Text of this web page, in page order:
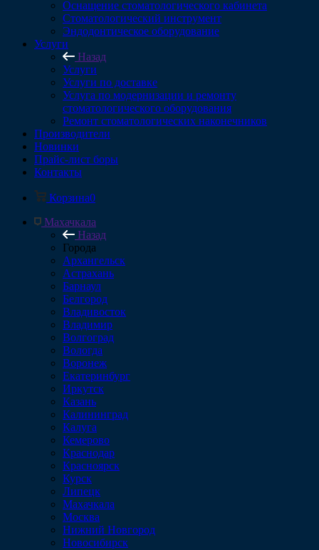
Оснащение стоматологического кабинета
Стоматологический инструмент
Эндодонтическое оборудование
Услуги
Назад
Услуги
Услуги по доставке
Услуга по модернизации и ремонту
стоматологического оборудования
Ремонт стоматологических наконечников
Производители
Новинки
Прайс-лист боры
Контакты
Корзина0
Махачкала
Назад
Города
Архангельск
Астрахань
Барнаул
Белгород
Владивосток
Владимир
Волгоград
Вологда
Воронеж
Екатеринбург
Иркутск
Казань
Калининград
Калуга
Кемерово
Краснодар
Красноярск
Курск
Липецк
Махачкала
Москва
Нижний Новгород
Новосибирск